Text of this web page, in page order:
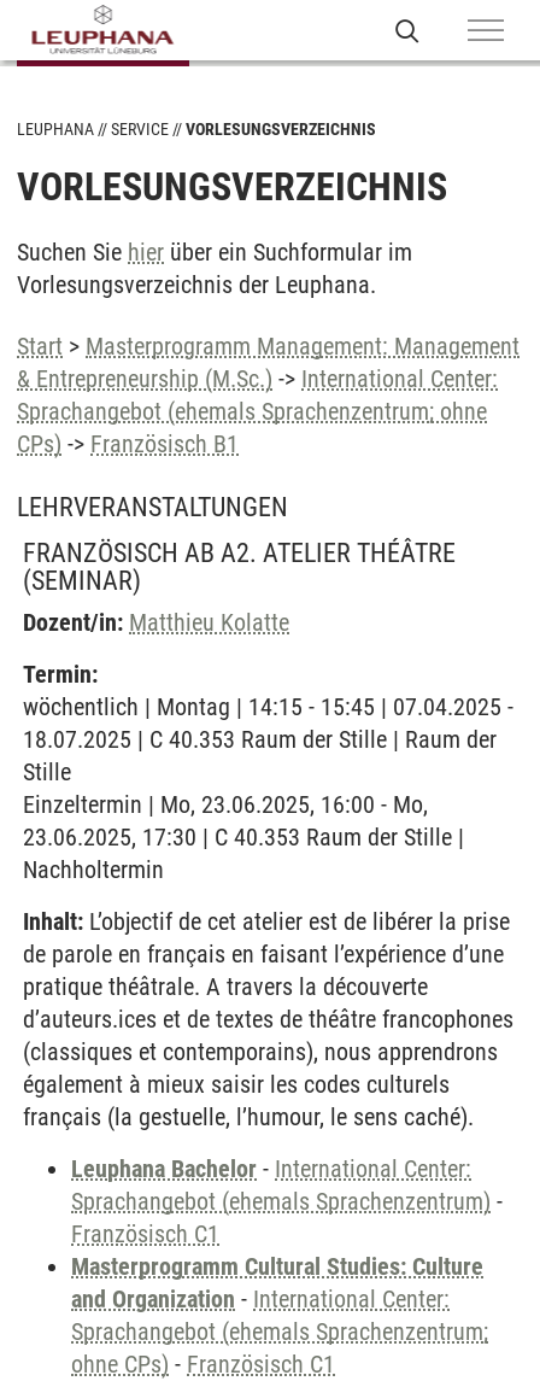
LEUPHANA SERVICE VORLESUNGSVERZEICHNIS
VORLESUNGSVERZEICHNIS
Suchen Sie hier über ein Suchformular im
Vorlesungsverzeichnis der Leuphana.
Start > Masterprogramm Management: Management
& Entrepreneurship (M.Sc.) -> International Center:
Sprachangebot (ehemals Sprachenzentrum; ohne
CPs) -> Französisch B1
LEHRVERANSTALTUNGEN
FRANZÖSISCH AB A2. ATELIER THÉÂTRE
(SEMINAR)
Dozent/in: Matthieu Kolatte
Termin:
wöchentlich | Montag | 14:15 - 15:45 | 07.04.2025 -
18.07.2025 | C 40.353 Raum der Stille | Raum der
Stille
Einzeltermin | Mo, 23.06.2025, 16:00 - Mo,
23.06.2025, 17:30 | C 40.353 Raum der Stille |
Nachholtermin
Inhalt: L’objectif de cet atelier est de libérer la prise
de parole en français en faisant l’expérience d’une
pratique théâtrale. A travers la découverte
d’auteurs.ices et de textes de théâtre francophones
(classiques et contemporains), nous apprendrons
également à mieux saisir les codes culturels
français (la gestuelle, l’humour, le sens caché).
Leuphana Bachelor - International Center:
Sprachangebot (ehemals Sprachenzentrum) -
Französisch C1
Masterprogramm Cultural Studies: Culture
and Organization - International Center:
Sprachangebot (ehemals Sprachenzentrum;
ohne CPs) - Französisch C1